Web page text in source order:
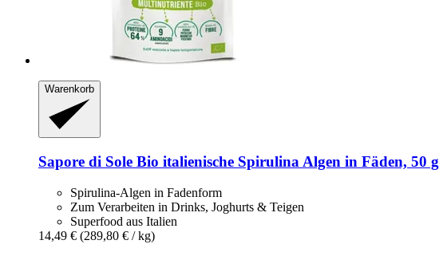
Warenkorb
Sapore di Sole Bio italienische Spirulina Algen in Fäden, 50 g
Spirulina-Algen in Fadenform
Zum Verarbeiten in Drinks, Joghurts & Teigen
Superfood aus Italien
14,49 € (289,80 € / kg)